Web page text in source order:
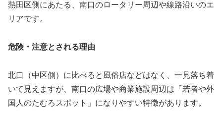
熱田区側にあたる、南口のロータリー周辺や線路沿いのエ
リアです。
危険・注意とされる理由
北口（中区側）に比べると風俗店などはなく、一見落ち着
いて見えますが、南口の広場や商業施設周辺は「若者や外
国人のたむろスポット」になりやすい特徴があります。